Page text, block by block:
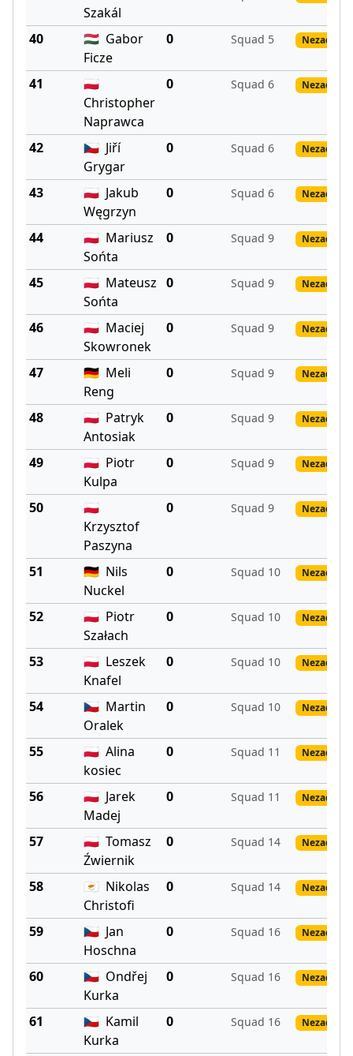
Szakál
40 🇭🇺 Gabor
Ficze
0 Squad 5
41
🇵🇱
Christopher
Naprawca
0 Squad 6
42 🇨🇿 Jiří
Grygar
0 Squad 6
43 🇵🇱 Jakub
Węgrzyn
0 Squad 6
44 🇵🇱 Mariusz
Sońta
0 Squad 9
45 🇵🇱 Mateusz
Sońta
0 Squad 9
46 🇵🇱 Maciej
Skowronek
0 Squad 9
47 🇩🇪 Meli
Reng
0 Squad 9
48 🇵🇱 Patryk
Antosiak
0 Squad 9
49 🇵🇱 Piotr
Kulpa
0 Squad 9
50
🇵🇱
Krzysztof
Paszyna
0 Squad 9
51 🇩🇪 Nils
Nuckel
0 Squad 10
52 🇵🇱 Piotr
Szałach
0 Squad 10
53 🇵🇱 Leszek
Knafel
0 Squad 10
54 🇨🇿 Martin
Oralek
0 Squad 10
55 🇵🇱 Alina
kosiec
0 Squad 11
56 🇵🇱 Jarek
Madej
0 Squad 11
57 🇵🇱 Tomasz
Źwiernik
0 Squad 14
58 🇨🇾 Nikolas
Christofi
0 Squad 14
59 🇨🇿 Jan
Hoschna
0 Squad 16
60 🇨🇿 Ondřej
Kurka
0 Squad 16
61 🇨🇿 Kamil
Kurka
0 Squad 16